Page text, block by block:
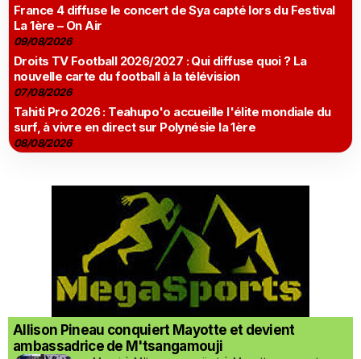
France 4 diffuse le concert de Sya capté lors du Festival
La 1ère – On Air
09/08/2026
Droits TV Football 2026/2027 : Qui diffuse quoi ? La
nouvelle carte du football à la télévision
07/08/2026
Tahiti Pro 2026 : Teahupo'o accueille l'élite mondiale du
surf, à vivre en direct sur Polynésie la 1ère
08/08/2026
Allison Pineau conquiert Mayotte et devient
ambassadrice de M'tsangamouji